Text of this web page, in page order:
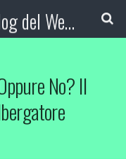
Booking Blog™ - Il blog del Web Marketing Turistico
No? Il